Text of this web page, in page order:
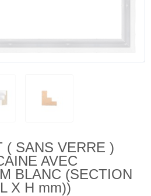
( SANS VERRE )
AVEC
BLANC (SECTION
X H mm))